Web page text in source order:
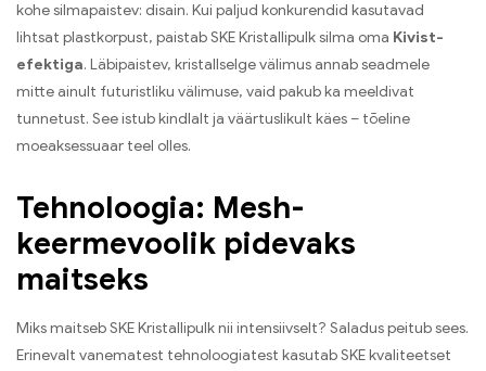
kohe silmapaistev: disain. Kui paljud konkurendid kasutavad
lihtsat plastkorpust, paistab SKE Kristallipulk silma oma Kivist-
efektiga. Läbipaistev, kristallselge välimus annab seadmele
mitte ainult futuristliku välimuse, vaid pakub ka meeldivat
tunnetust. See istub kindlalt ja väärtuslikult käes – tõeline
moeaksessuaar teel olles.
Tehnoloogia: Mesh-
keermevoolik pidevaks
maitseks
Miks maitseb SKE Kristallipulk nii intensiivselt? Saladus peitub sees.
Erinevalt vanematest tehnoloogiatest kasutab SKE kvaliteetset